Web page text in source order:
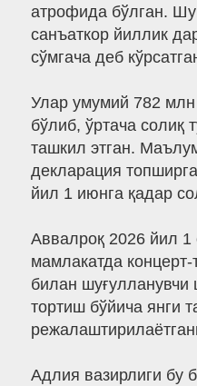
атрофида бўлган.
санъаткор йиллик
сўмгача деб
Улар умумий 782
бўлиб, ўртача солиқ
ташкил этган.
декларация
йил 1 июнга қадар
Аввалроқ 2026 йил 1
мамлакатда
билан шуғулланувчи
тортиш бўйича янги
Адлия вазирлиги бу